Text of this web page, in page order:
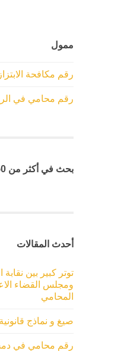
ممول
رقم مكافحة الابتزاز
رقم محامي في
بحث في أكثر من 50 مليون معلومة قانونية
أحدث المقالات
توتر كبير بين
ومجلس القضاء
المحامي
صيغ و نماذج
رقم محامي في